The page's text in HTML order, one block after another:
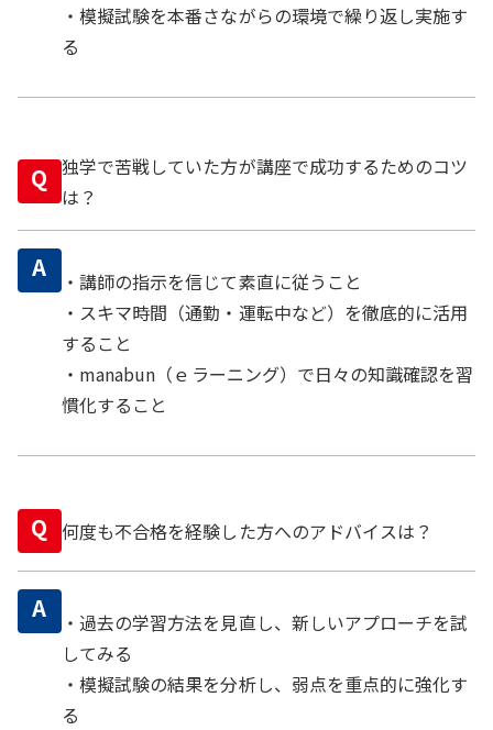
・模擬試験を本番さながらの環境で繰り返し実施す
る
Q
独学で苦戦していた方が講座で成功するためのコツ
は？
A
・講師の指示を信じて素直に従うこと
・スキマ時間（通勤・運転中など）を徹底的に活用
すること
・manabun（ｅラーニング）で日々の知識確認を習
慣化すること
Q 何度も不合格を経験した方へのアドバイスは？
A
・過去の学習方法を見直し、新しいアプローチを試
してみる
・模擬試験の結果を分析し、弱点を重点的に強化す
る